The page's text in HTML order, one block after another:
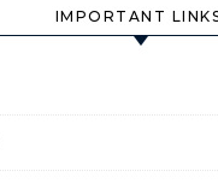
IMPORTANT